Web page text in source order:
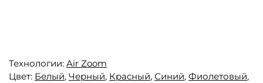
Технологии: Air Zoom
Цвет: Белый, Черный, Красный, Синий, Фиолетовый,